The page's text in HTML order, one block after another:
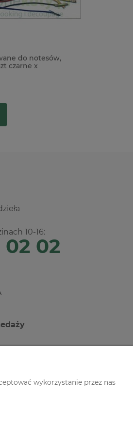
do notesów,
czarne x
10-16:
02 02
wykorzystanie przez nas